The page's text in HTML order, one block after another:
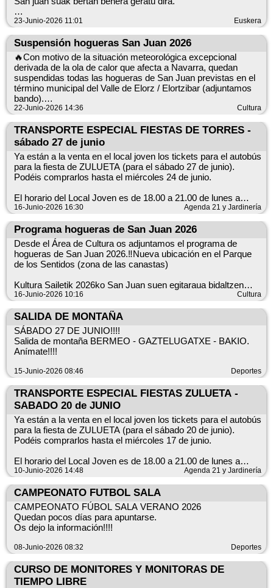
zure Udalarekin batera.
Calendario de autobuses / Autobusen egutegia
Julio/Uztaila
Día/Eguna 25 - Liédena/Ledea Día/Eguna 25 - Puente la
Reina/Gares
Agosto/ Abuztua
Día/Eguna 1 - Estella/Lizarra Día/Eguna 8 - Aoiz/Agoitz
Día/Eguna 15 - Elorz/Elortz
Salida 23:30 h. Regreso 7:00 h. Irteera 23:30-etan Itzulia
7:00-etan.
Venta solo anticipada en sede de Servicio Social en Beriain.
Pol. Morea Norte c/A nº 8 de lunes a jueves, de 9:00 a 13:00 h.
Soilik aurretiko salmenta Beriaingo Oinarrizko Gizarte
Zerbitzuko lokalean.
Ipar Morea industrialdea, A kalea 8 zenbakia astelehenetik
ostegunera, 9:00etatik 13:00etara
ATENCIÓN Menores de edad SÓLO a partir de 16 años con
autorización parental
ADI Adingabeak, 16 urtetik aurrera BAKARRIK gurasoen
baimenarekin
PRECIO BILLETE: 5 € TXARTELAREN PREZIOA: 5 €
Hoy tenemos mago en Imarkoain, debido al calor sera a las
Las hogueras se suspenden.
23-Junio-2026 11:01 Euskera
Suspensión hogueras San Juan 2026
🔥Con motivo de la situación meteorológica excepcional
derivada de la ola de calor que afecta a Navarra, quedan
suspendidas todas las hogueras de San Juan previstas en el
término municipal del Valle de Elorz / Elortzibar (adjuntamos
bando).
sortutako ezohiko egoera meterologikoa dela eta, bertan
behera utzi dira Elortzibarko udalerrian aurreikusita zeuden
San Juan su guztiak (bandoa ere bildatzen dugu).
22-Junio-2026 14:36 Cultura
TRANSPORTE ESPECIAL FIESTAS DE TORRES -
sábado 27 de junio
Ya están a la venta en el local joven los tickets para el autobús
para la fiesta de ZULUETA (para el sábado 27 de junio).
Podéis comprarlos hasta el miércoles 24 de junio.
El horario del Local Joven es de 18.00 a 21.00 de lunes a
domingo. Sólo habrá venta anticipada de los tickets y en esos
Los tickets cuestan tres euros ida y vuelta. Si eres menor, a la
hora de comprar el ticket tendrás que entregar una
autorización firmada por tus padres (tenéis en el local joven).
El autobús saldrá de Noáin a la 23.30 desde el polideportivo
municipal y la vuelta se hará a las 6.00. Si vas a coger el
autobús desde otro pueblo del Valle infórmalo al comprar tu
ticket en el Local Joven.
Recuerda llevar tu ticket tanto a la ida como a la vuelta. Si
necesitas más información puedes acudir al Local Joven o
contactar con la Agenda Local 2030 del Ayuntamiento.
Este transporte se puede utilizar a partir de los 16 años y no
es exclusivo para jóvenes.
16-Junio-2026 16:30 Agenda 21 y Jardinería
Programa hogueras de San Juan 2026
Desde el Área de Cultura os adjuntamos el programa de
hogueras de San Juan 2026.‼️Nueva ubicación en el Parque
de los Sentidos (zona de las canastas)
Kultura Sailetik 2026ko San Juan suen egitaraua bidaltzen
dizuegu. ‼️Kokapen berria Zentzumenen Parkean (saskien
16-Junio-2026 10:16 Cultura
SALIDA DE MONTAÑA
SÁBADO 27 DE JUNIO!!!!
Salida de montaña BERMEO - GAZTELUGATXE - BAKIO.
Anímate!!!!
15-Junio-2026 08:46 Deportes
TRANSPORTE ESPECIAL FIESTAS ZULUETA -
SABADO 20 de JUNIO
Ya están a la venta en el local joven los tickets para el autobús
para la fiesta de ZULUETA (para el sábado 20 de junio).
Podéis comprarlos hasta el miércoles 17 de junio.
El horario del Local Joven es de 18.00 a 21.00 de lunes a
domingo. Sólo habrá venta anticipada de los tickets y en esos
Los tickets cuestan tres euros ida y vuelta. Si eres menor, a la
hora de comprar el ticket tendrás que entregar una
autorización firmada por tus padres (tenéis en el local joven).
El autobús saldrá de Noáin a la 00.30 desde el polideportivo
municipal y la vuelta se hará a las 6.00. Si vas a coger el
autobús desde otro pueblo del Valle infórmalo al comprar tu
ticket en el Local Joven.
10-Junio-2026 14:48 Agenda 21 y Jardinería
CAMPEONATO FUTBOL SALA
CAMPEONATO FÚBOL SALA VERANO 2026
Quedan pocos días para apuntarse.
Os dejo la información!!!!
08-Junio-2026 08:32 Deportes
CURSO DE MONITORES Y MONITORAS DE
TIEMPO LIBRE